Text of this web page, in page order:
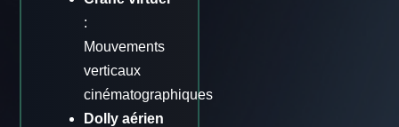
:
Mouvements
verticaux
cinématographiques
Dolly aérien